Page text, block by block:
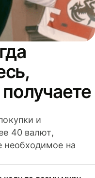
и
40 валют,
необходимое на